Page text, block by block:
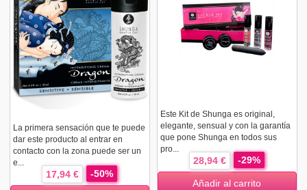
La primera sensación que te puede
dar este producto al entrar en
contacto con la zona puede ser un
e...
17,94 € -50%
Este Kit de Shunga es original,
elegante, sensual y con la garantía
que pone Shunga en todos sus
pro...
28,94 € -29%
Añadir al carrito